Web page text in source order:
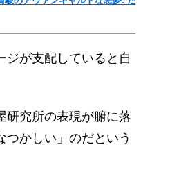
ジが支配していると自
研究所の表現が腑に落
つかしい」のだという